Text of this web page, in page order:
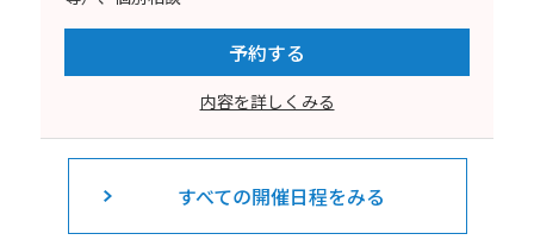
予約する
内容を詳しくみる
すべての開催日程をみる